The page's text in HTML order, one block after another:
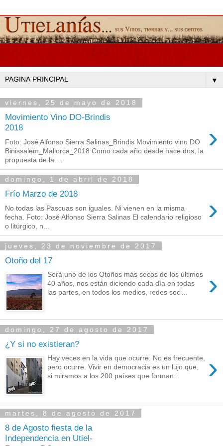
▼
viernes, 25 de mayo de 2018
Movimiento Vino DO-Brindis
2018
›
Foto: José Alfonso Sierra Salinas_Brindis Movimiento vino DO
Binissalem_Mallorca_2018 Como cada año desde hace dos, la
propuesta de la ...
domingo, 1 de abril de 2018
Frío Marzo de 2018 ›
No todas las Pascuas son iguales. Ni vienen en la misma
fecha. Foto: José Alfonso Sierra Salinas El calendario religioso
o litúrgico, n...
jueves, 23 de noviembre de 2017
Otoño del 17
›
Será uno de los Otoños más secos de los últimos
40 años, nos están diciendo cada día en todas
las partes, en todos los medios, redes soci...
domingo, 27 de agosto de 2017
¿Y si no existieran?
›
Hay veces en la vida que ocurre. No es frecuente,
pero ocurre. Vivir en democracia es un lujo que,
si miramos a los 200 países que forman...
martes, 8 de agosto de 2017
8 de Agosto fiesta de la
Independencia en Utiel-